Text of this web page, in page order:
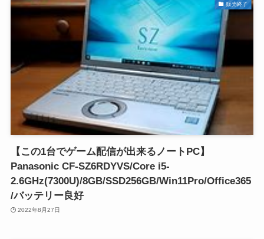
販売終了
【この1台でゲーム配信が出来るノートPC】
Panasonic CF-SZ6RDYVS/Core i5-
2.6GHz(7300U)/8GB/SSD256GB/Win11Pro/Office365
/バッテリー良好
2022年8月27日